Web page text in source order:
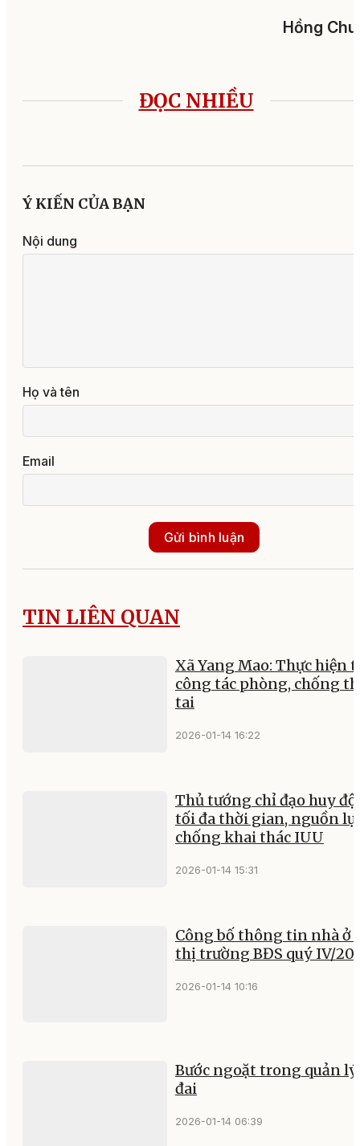
Hồng
ĐỌC NHIỀU
Ý KIẾN CỦA BẠN
Nội dung
Họ và tên
Email
Gửi bình luận
TIN LIÊN QUAN
Xã Yang Mao: Thực hiện
công tác phòng, chống
tai
2026-01-14 16:22
Thủ tướng chỉ đạo huy
tối đa thời gian, nguồn
chống khai thác IUU
2026-01-14 15:31
Công bố thông tin nhà ở
thị trường BĐS quý IV/
2026-01-14 10:16
Bước ngoặt trong quản
đai
2026-01-14 06:39